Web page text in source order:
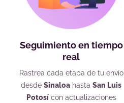
Seguimiento en tiempo
real
Rastrea cada etapa de tu envío
desde Sinaloa hasta San Luis
Potosícon actualizaciones